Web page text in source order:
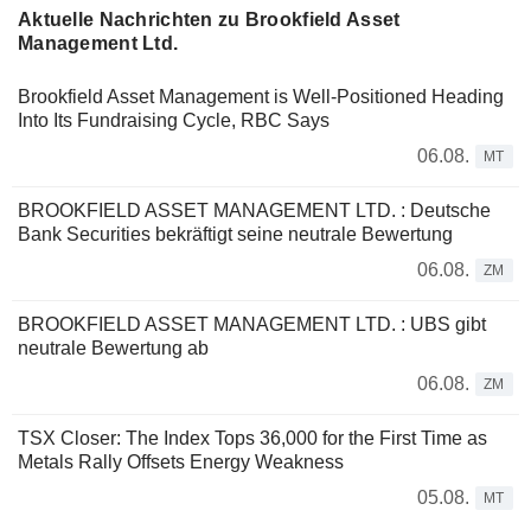
Aktuelle Nachrichten zu Brookfield Asset
Management Ltd.
Brookfield Asset Management is Well-Positioned Heading
Into Its Fundraising Cycle, RBC Says
06.08.
MT
BROOKFIELD ASSET MANAGEMENT LTD. : Deutsche
Bank Securities bekräftigt seine neutrale Bewertung
06.08.
ZM
BROOKFIELD ASSET MANAGEMENT LTD. : UBS gibt
neutrale Bewertung ab
06.08.
ZM
TSX Closer: The Index Tops 36,000 for the First Time as
Metals Rally Offsets Energy Weakness
05.08.
MT